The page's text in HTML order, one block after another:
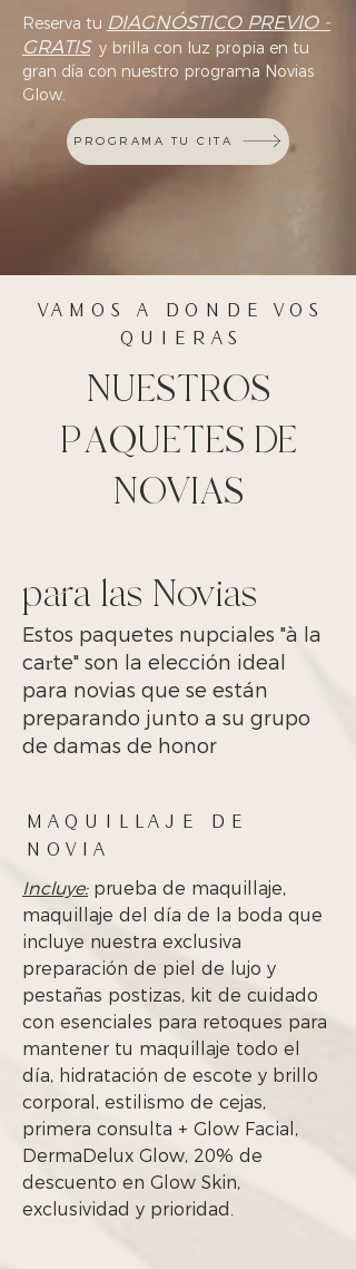
Reserva tu DIAGNÓSTICO PREVIO -
GRATISy brilla con luz propia en tu
gran día con nuestro programa Novias
Glow.
PROGRAMA TU CITA
VAMOS A DONDE VOS
QUIERAS
NUESTROS
PAQUETES DE
NOVIAS
para las Novias
Estos paquetes nupciales "à la
carte" son la elección ideal
para novias que se están
preparando junto a su grupo
de damas de honor
MAQUILLAJE DE
NOVIA
Incluye:prueba de maquillaje,
maquillaje del día de la boda que
incluye nuestra exclusiva
preparación de piel de lujo y
pestañas postizas, kit de cuidado
con esenciales para retoques para
mantener tu maquillaje todo el
día, hidratación de escote y brillo
corporal, estilismo de cejas,
primera consulta + Glow Facial,
DermaDelux Glow, 20% de
descuento en Glow Skin,
exclusividad y prioridad.